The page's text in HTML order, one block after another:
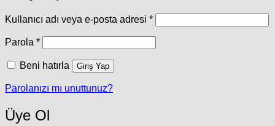
Kullanıcı adı veya e-posta adresi *Gerekli
Parola *Gerekli
Beni hatırla Giriş Yap
Parolanızı mı unuttunuz?
Üye Ol